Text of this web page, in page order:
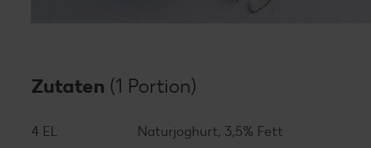
Zutaten (1 Portion)
4 EL
Naturjoghurt, 3,5% Fett